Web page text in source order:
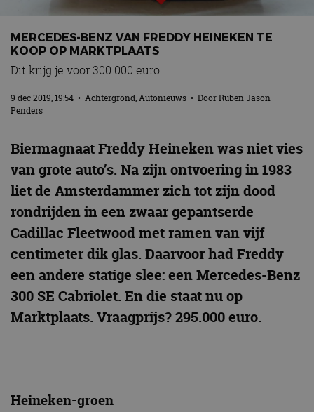
MotorRAI.nl
MERCEDES-BENZ VAN FREDDY HEINEKEN TE
KOOP OP MARKTPLAATS
Dit krijg je voor 300.000 euro
9 dec 2019, 19:54 • Achtergrond,Autonieuws • DoorRuben Jason
Penders
Biermagnaat Freddy Heineken was niet vies
van grote auto’s. Na zijn ontvoering in 1983
liet de Amsterdammer zich tot zijn dood
rondrijden in een zwaar gepantserde
Cadillac Fleetwood met ramen van vijf
centimeter dik glas. Daarvoor had Freddy
een andere statige slee: een Mercedes-Benz
300 SE Cabriolet. En die staat nu op
Marktplaats. Vraagprijs? 295.000 euro.
Heineken-groen